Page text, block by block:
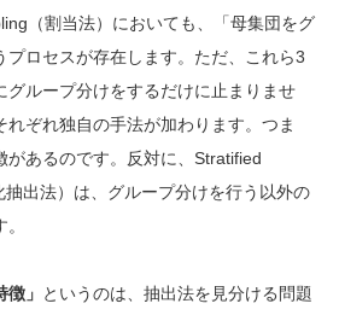
（割当法）においても、「母集団をグ
プロセスが存在します。ただ、これら3
グループ分けをするだけに止まりませ
れぞれ独自の手法が加わります。つま
があるのです。反対に、Stratified
出法）は、グループ分けを行う以外の
」 というのは、抽出法を見分ける問題